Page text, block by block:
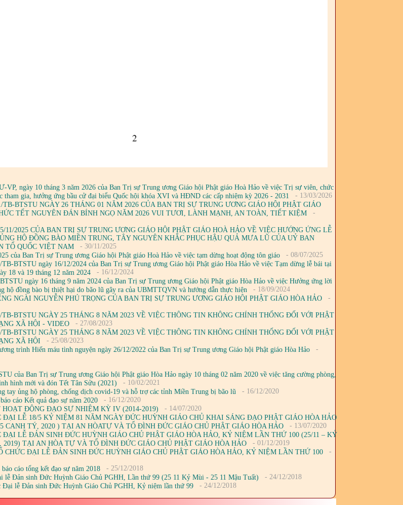
VP, ngày 10 tháng 3 năm 2026 của Ban Trị sự Trung ương Giáo hội Phật giáo Hoà Hảo về việc Trị sự viên, chức
tham gia, hưởng ứng bầu cử đại biểu Quốc hội khóa XVI và HĐND các cấp nhiệm kỳ 2026 - 2031
- 13/03/2026
TB-BTSTU NGÀY 26 THÁNG 01 NĂM 2026 CỦA BAN TRỊ SỰ TRUNG ƯƠNG GIÁO HỘI PHẬT GIÁO
TẾT NGUYÊN ĐÁN BÍNH NGỌ NĂM 2026 VUI TƯƠI, LÀNH MẠNH, AN TOÀN, TIẾT KIỆM
-
11/2025 CỦA BAN TRỊ SỰ TRUNG ƯƠNG GIÁO HỘI PHẬT GIÁO HOÀ HẢO VỀ VIỆC HƯỚNG ỨNG LỄ
HỘ ĐỒNG BÀO MIỀN TRUNG, TÂY NGUYÊN KHẮC PHỤC HẬU QUẢ MƯA LŨ CỦA UỶ BAN
TỔ QUỐC VIỆT NAM
- 30/11/2025
của Ban Trị sự Trung ương Giáo hội Phật giáo Hoà Hảo về việc tạm dừng hoạt động tôn giáo
- 08/07/2025
BTSTU ngày 16/12/2024 của Ban Trị sự Trung ương Giáo hội Phật giáo Hòa Hảo về việc Tạm dừng lễ bái tại
18 và 19 tháng 12 năm 2024
- 16/12/2024
ngày 16 tháng 9 năm 2024 của Ban Trị sự Trung ương Giáo hội Phật giáo Hòa Hảo về việc Hưởng ứng lời
hộ đồng bào bị thiệt hại do bão lũ gây ra của UBMTTQVN và hướng dẫn thực hiện
- 18/09/2024
NGÀI NGUYỄN PHÚ TRỌNG CỦA BAN TRỊ SỰ TRUNG ƯƠNG GIÁO HỘI PHẬT GIÁO HÒA HẢO
-
TB-BTSTU NGÀY 25 THÁNG 8 NĂM 2023 VỀ VIỆC THÔNG TIN KHÔNG CHÍNH THỐNG ĐỐI VỚI PHẬT
XÃ HỘI - VIDEO
- 27/08/2023
TB-BTSTU NGÀY 25 THÁNG 8 NĂM 2023 VỀ VIỆC THÔNG TIN KHÔNG CHÍNH THỐNG ĐỐI VỚI PHẬT
XÃ HỘI
- 25/08/2023
trình Hiến máu tình nguyện ngày 26/12/2022 của Ban Trị sự Trung ương Giáo hội Phật giáo Hòa Hảo
-
của Ban Trị sự Trung ương Giáo hội Phật giáo Hòa Hảo ngày 10 tháng 02 năm 2020 về việc tăng cường phòng,
hình mới và đón Tết Tân Sửu (2021)
- 10/02/2021
tay ủng hộ phòng, chống dịch covid-19 và hỗ trợ các tỉnh Miền Trung bị bão lũ
- 16/12/2020
cáo Kết quả đạo sự năm 2020
- 16/12/2020
HOẠT ĐỘNG ĐẠO SỰ NHIỆM KỲ IV (2014-2019)
- 14/07/2020
ĐẠI LỄ 18/5 KỶ NIỆM 81 NĂM NGÀY ĐỨC HUỲNH GIÁO CHỦ KHAI SÁNG ĐẠO PHẬT GIÁO HÒA HẢO
CANH TÝ, 2020 ) TẠI AN HÒATỰ VÀ TỔ ĐÌNH ĐỨC GIÁO CHỦ PHẬT GIÁO HÒA HẢO
- 13/07/2020
ĐẠI LỄ ĐẢN SINH ĐỨC HUỲNH GIÁO CHỦ PHẬT GIÁO HÒA HẢO, KỶ NIỆM LẦN THỨ 100 (25/11 – KỶ
2019) TẠI AN HÒA TỰ VÀ TỔ ĐÌNH ĐỨC GIÁO CHỦ PHẬT GIÁO HÒA HẢO
- 01/12/2019
CHỨC ĐẠI LỄ ĐẢN SINH ĐỨC HUỲNH GIÁO CHỦ PHẬT GIÁO HÒA HẢO, KỶ NIỆM LẦN THỨ 100
-
cáo tổng kết đạo sự năm 2018
- 25/12/2018
lễ Đản sinh Đức Huỳnh Giáo Chủ PGHH, Lần thứ 99 (25 11 Kỷ Mùi - 25 11 Mậu Tuất)
- 24/12/2018
lễ Đản sinh Đức Huỳnh Giáo Chủ PGHH, Kỷ niệm lần thứ 99
- 24/12/2018